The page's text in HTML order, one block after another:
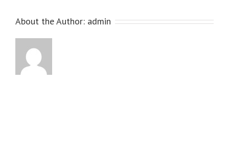
About the Author: admin